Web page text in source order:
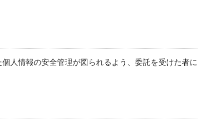
人情報の安全管理が図られるよう、委託を受けた者に